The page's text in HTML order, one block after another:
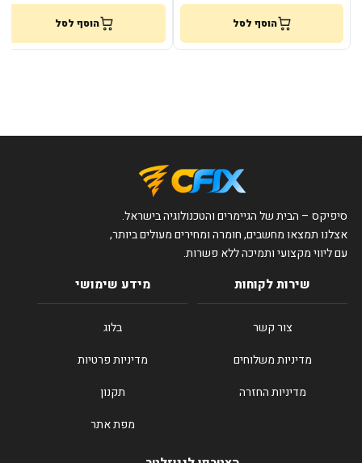
הוסף לסל הוסף לסל
סיפיקס – הבית של הגיימרים והטכנולוגיה בישראל.
אצלנו תמצאו מחשבים, חומרה ומחירים מעולים ביותר,
עם ליווי מקצועי ותמיכה ללא פשרות.
שירות לקוחות
צור קשר
מדיניות משלוחים
מדיניות החזרה
מידע שימושי
בלוג
מדיניות פרטיות
תקנון
מפת אתר